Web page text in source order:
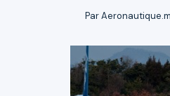
Par